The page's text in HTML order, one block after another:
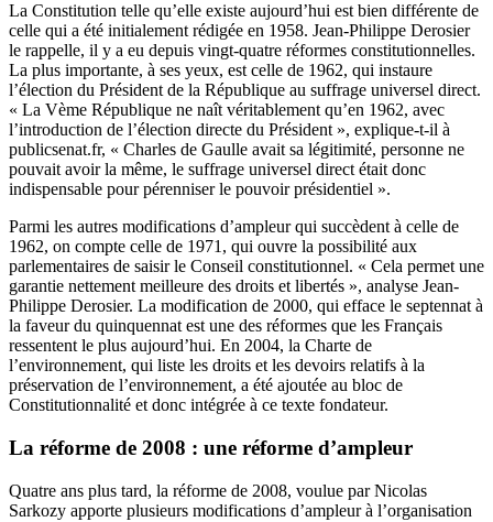
La Constitution telle qu’elle existe aujourd’hui est bien différente de
celle qui a été initialement rédigée en 1958. Jean-Philippe Derosier
le rappelle, il y a eu depuis vingt-quatre réformes constitutionnelles.
La plus importante, à ses yeux, est celle de 1962, qui instaure
l’élection du Président de la République au suffrage universel direct.
« La Vème République ne naît véritablement qu’en 1962, avec
l’introduction de l’élection directe du Président », explique-t-il à
publicsenat.fr, « Charles de Gaulle avait sa légitimité, personne ne
pouvait avoir la même, le suffrage universel direct était donc
indispensable pour pérenniser le pouvoir présidentiel ».
Parmi les autres modifications d’ampleur qui succèdent à celle de
1962, on compte celle de 1971, qui ouvre la possibilité aux
parlementaires de saisir le Conseil constitutionnel. « Cela permet une
garantie nettement meilleure des droits et libertés », analyse Jean-
Philippe Derosier. La modification de 2000, qui efface le septennat à
la faveur du quinquennat est une des réformes que les Français
ressentent le plus aujourd’hui. En 2004, la Charte de
l’environnement, qui liste les droits et les devoirs relatifs à la
préservation de l’environnement, a été ajoutée au bloc de
Constitutionnalité et donc intégrée à ce texte fondateur.
La réforme de 2008 : une réforme d’ampleur
Quatre ans plus tard, la réforme de 2008, voulue par Nicolas
Sarkozy apporte plusieurs modifications d’ampleur à l’organisation